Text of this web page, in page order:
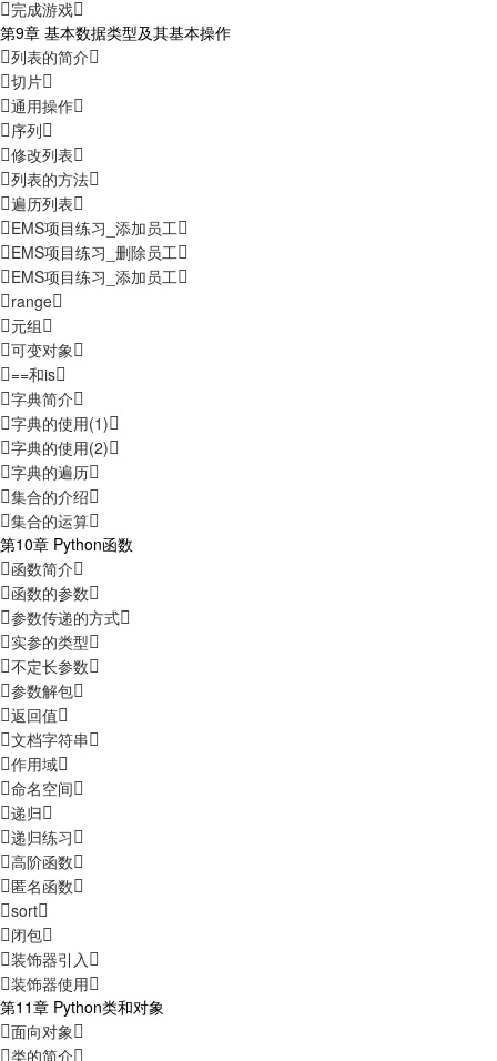
完成游戏
第9章 基本数据类型及其基本操作
列表的简介
切片
通用操作
序列
修改列表
列表的方法
遍历列表
EMS项目练习_添加员工
EMS项目练习_删除员工
EMS项目练习_添加员工
range
元组
可变对象
==和is
字典简介
字典的使用(1)
字典的使用(2)
字典的遍历
集合的介绍
集合的运算
第10章 Python函数
函数简介
函数的参数
参数传递的方式
实参的类型
不定长参数
参数解包
返回值
文档字符串
作用域
命名空间
递归
递归练习
高阶函数
匿名函数
sort
闭包
装饰器引入
装饰器使用
第11章 Python类和对象
面向对象
类的简介